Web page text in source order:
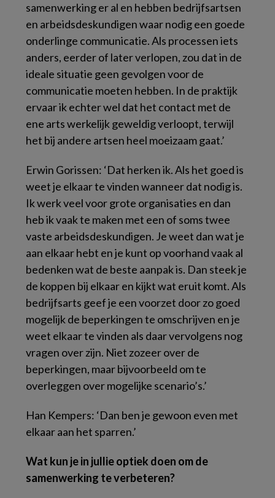
samenwerking er al en hebben bedrijfsartsen
en arbeidsdeskundigen waar nodig een goede
onderlinge communicatie. Als processen iets
anders, eerder of later verlopen, zou dat in de
ideale situatie geen gevolgen voor de
communicatie moeten hebben. In de praktijk
ervaar ik echter wel dat het contact met de
ene arts werkelijk geweldig verloopt, terwijl
het bij andere artsen heel moeizaam gaat.’
Erwin Gorissen: ‘Dat herken ik. Als het goed is
weet je elkaar te vinden wanneer dat nodig is.
Ik werk veel voor grote organisaties en dan
heb ik vaak te maken met een of soms twee
vaste arbeidsdeskundigen. Je weet dan wat je
aan elkaar hebt en je kunt op voorhand vaak al
bedenken wat de beste aanpak is. Dan steek je
de koppen bij elkaar en kijkt wat eruit komt. Als
bedrijfsarts geef je een voorzet door zo goed
mogelijk de beperkingen te omschrijven en je
weet elkaar te vinden als daar vervolgens nog
vragen over zijn. Niet zozeer over de
beperkingen, maar bijvoorbeeld om te
overleggen over mogelijke scenario’s.’
Han Kempers: ‘Dan ben je gewoon even met
elkaar aan het sparren.’
Wat kun je in jullie optiek doen om de
samenwerking te verbeteren?